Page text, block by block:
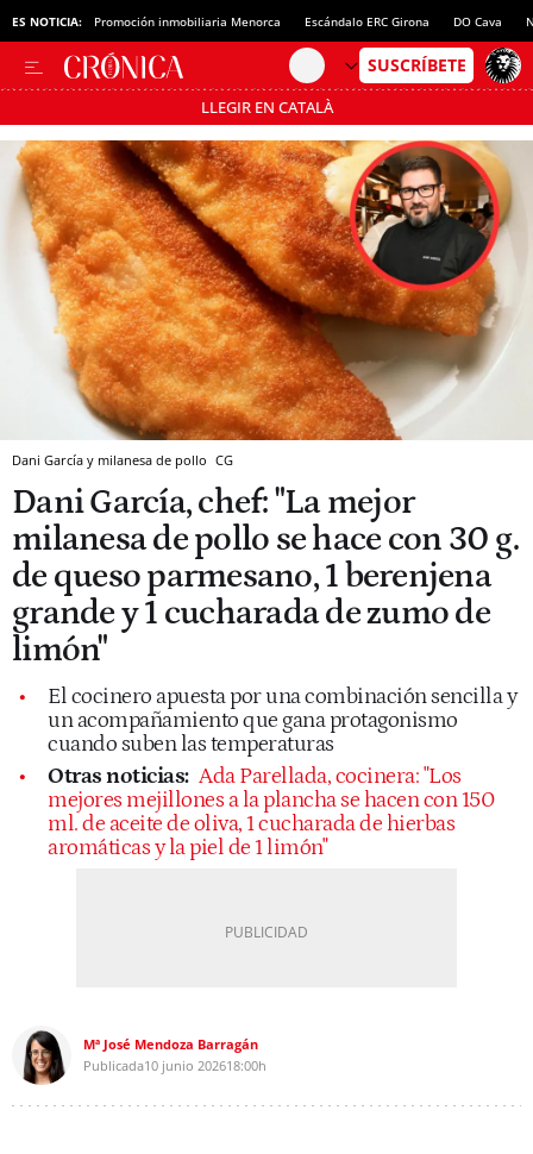
ES NOTICIA: Promoción inmobiliaria Menorca Escándalo ERC Girona DO Cava
LLEGIR EN CATALÀ
Pásate al MODO AHORRO
Dani García y milanesa de pollo CG
Dani García, chef: "La mejor
milanesa de pollo se hace con 30 g.
de queso parmesano, 1 berenjena
grande y 1 cucharada de zumo de
limón"
El cocinero apuesta por una combinación sencilla y
un acompañamiento que gana protagonismo
cuando suben las temperaturas
Otras noticias: Ada Parellada, cocinera: "Los
mejores mejillones a la plancha se hacen con 150
ml. de aceite de oliva, 1 cucharada de hierbas
aromáticas y la piel de 1 limón"
Mª José Mendoza Barragán
Publicada10 junio 202618:00h